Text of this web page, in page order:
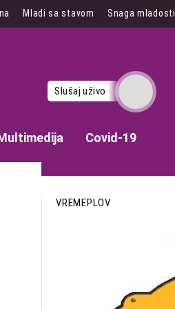
Mladi sa stavom Snaga mladosti
Slušaj uživo
Covid-19
VREMEPLOV